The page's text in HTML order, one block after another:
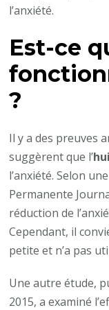
l’anxiété.
Est-ce
?
Il y a des preuves
suggèrent que l’
l’anxiété. Selon
Permanente
réduction de
Cependant, il
petite et n’a pas
Une autre étude,
2015, a examiné